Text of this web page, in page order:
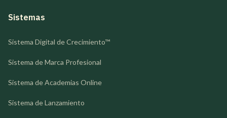
Sistemas
Sistema Digital de Crecimiento™
Sistema de Marca Profesional
Sistema de Academias Online
Sistema de Lanzamiento